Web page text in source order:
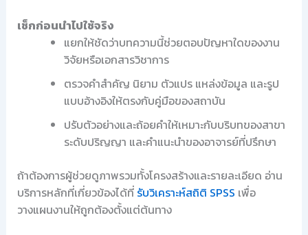
เช็กก่อนนำไปใช้จริง
แยกให้ชัดว่าบทความนี้ช่วยตอบปัญหาใดของงาน
วิจัยหรือเอกสารวิชาการ
ตรวจคำสำคัญ นิยาม ตัวแปร แหล่งข้อมูล และรูป
แบบอ้างอิงให้ตรงกับคู่มือของสถาบัน
ปรับตัวอย่างและถ้อยคำให้เหมาะกับบริบทของสาขา
ระดับปริญญา และคำแนะนำของอาจารย์ที่ปรึกษา
ถ้าต้องการผู้ช่วยดูภาพรวมทั้งโครงสร้างและรายละเอียด อ่าน
บริการหลักที่เกี่ยวข้องได้ที่ รับวิเคราะห์สถิติ SPSS เพื่อ
วางแผนงานให้ถูกต้องตั้งแต่ต้นทาง